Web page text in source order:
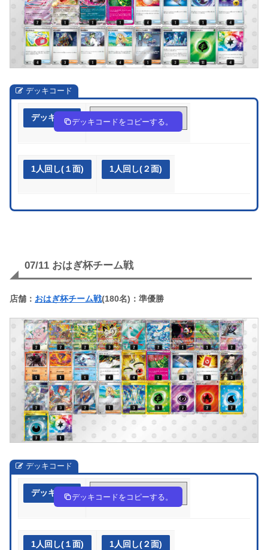
デッキコード
デッキ作成 JG8D4x-ApUuUY-GxxcJK
デッキコードをコピーする。
1人回し(１面) 1人回し(２面)
07/11 おはぎ杯チーム戦
店舗： おはぎ杯チーム戦(180名)：準優勝
デッキコード
デッキ作成 GDJx8J-1uHitm-Dxc8cY
デッキコードをコピーする。
1人回し(１面) 1人回し(２面)